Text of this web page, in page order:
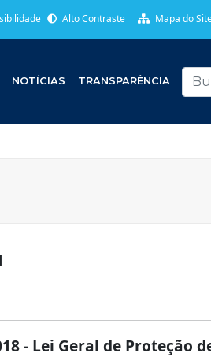
Alto Contraste Mapa do
NOTÍCIAS TRANSPARÊNCIA
- Lei Geral de Proteção